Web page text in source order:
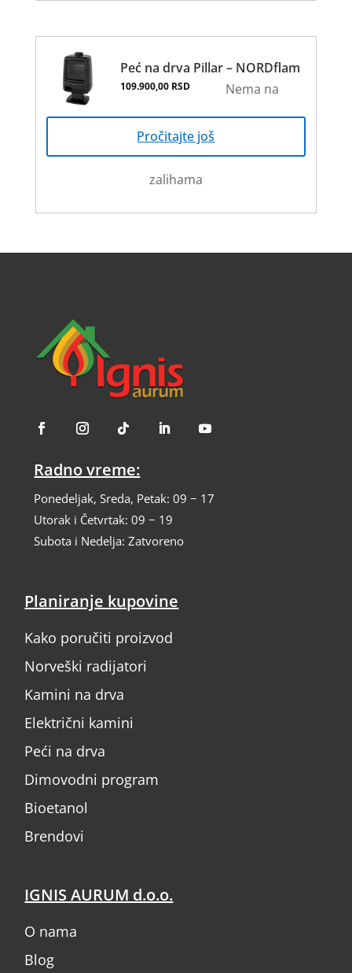
Peć na drva Pillar – NORDflam
109.900,00 RSD
Pročitajte još
Nema na
zalihama
Radno vreme:
Ponedeljak, Sreda, Petak: 09 − 17
Utorak i Četvrtak: 09 − 19
Subota i Nedelja: Zatvoreno
Planiranje kupovine
Kako poručiti proizvod
Norveški radijatori
Kamini na drva
Električni kamini
Peći na drva
Dimovodni program
Bioetanol
Brendovi
IGNIS AURUM d.o.o.
O nama
Blog